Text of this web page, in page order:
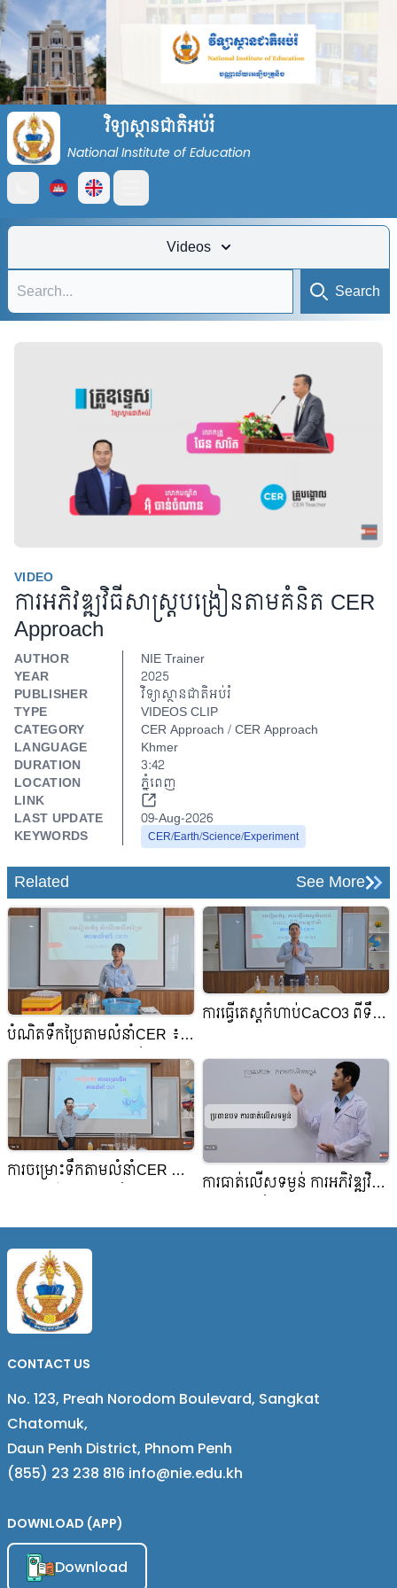
វិទ្យាស្ថានជាតិអប់រំ
National Institute of Education
Open main menu
Videos
Search
Play Video
VIDEO
ការអភិវឌ្ឍវិធីសាស្រ្តបង្រៀនតាមគំនិត CER
Approach
AUTHOR
NIE Trainer
YEAR
2025
PUBLISHER
វិទ្យាស្ថានជាតិអប់រំ
TYPE
VIDEOS CLIP
CATEGORY
CER Approach / CER Approach
LANGUAGE
Khmer
DURATION
3:42
LOCATION
ភ្នំពេញ
LINK
LAST UPDATE
09-Aug-2026
KEYWORDS
CER/Earth/Science/Experiment
Related See More
បំណិតទឹកប្រៃតាមលំនាំCER ៖
ការអភិវឌ្ឍវិធីសាស្រ្តបង្រៀនតាម
គំនិត CER Approach
ការធ្វើតេស្តកំហាប់CaCO3 ពីទឹក
អភិវឌ្ឍវិធីសាស្រ្តបង្រៀនតាមគំនិត
CER Approach
ការចម្រោះទឹកតាមលំនាំCER ការ
ការធាត់លើសទម្ងន់ ការអភិវឌ្ឍវិធី
Approach
CONTACT US
No. 123, Preah Norodom Boulevard, Sangkat
Chatomuk,
Daun Penh District, Phnom Penh
(855) 23 238 816 info@nie.edu.kh
DOWNLOAD (APP)
Download